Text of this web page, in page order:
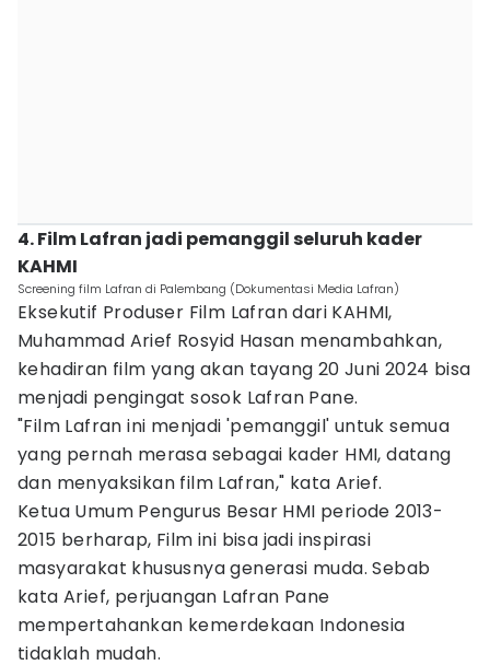
4. Film Lafran jadi pemanggil seluruh kader
KAHMI
Screening film Lafran di Palembang (Dokumentasi Media Lafran)
Eksekutif Produser Film Lafran dari KAHMI,
Muhammad Arief Rosyid Hasan menambahkan,
kehadiran film yang akan tayang 20 Juni 2024 bisa
menjadi pengingat sosok Lafran Pane.
"Film Lafran ini menjadi 'pemanggil' untuk semua
yang pernah merasa sebagai kader HMI, datang
dan menyaksikan film Lafran," kata Arief.
Ketua Umum Pengurus Besar HMI periode 2013-
2015 berharap, Film ini bisa jadi inspirasi
masyarakat khususnya generasi muda. Sebab
kata Arief, perjuangan Lafran Pane
mempertahankan kemerdekaan Indonesia
tidaklah mudah.